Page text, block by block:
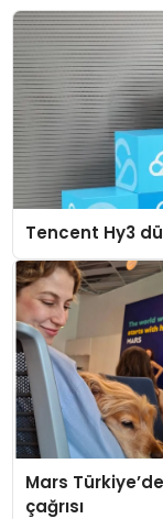
Tencent Hy3
Mars
çağrısı